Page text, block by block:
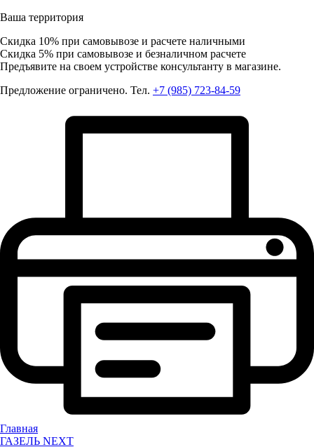
Ваша территория
Скидка 10% при самовывозе и расчете наличными
Скидка 5% при самовывозе и безналичном расчете
Предъявите на своем устройстве консультанту в магазине.
Предложение ограничено. Тел. +7 (985) 723-84-59
Главная
ГАЗЕЛЬ NEXT